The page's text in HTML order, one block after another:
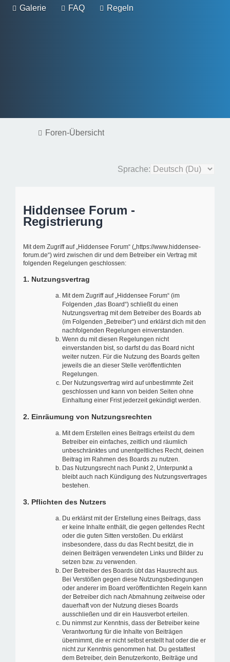
Galerie FAQ Regeln
Foren-Übersicht
Sprache:
Hiddensee Forum -
Registrierung
Mit dem Zugriff auf „Hiddensee Forum“ („https://www.hiddensee-
forum.de“) wird zwischen dir und dem Betreiber ein Vertrag mit
folgenden Regelungen geschlossen:
1. Nutzungsvertrag
Mit dem Zugriff auf „Hiddensee Forum“ (im
Folgenden „das Board“) schließt du einen
Nutzungsvertrag mit dem Betreiber des Boards ab
(im Folgenden „Betreiber“) und erklärst dich mit den
nachfolgenden Regelungen einverstanden.
Wenn du mit diesen Regelungen nicht
einverstanden bist, so darfst du das Board nicht
weiter nutzen. Für die Nutzung des Boards gelten
jeweils die an dieser Stelle veröffentlichten
Regelungen.
Der Nutzungsvertrag wird auf unbestimmte Zeit
geschlossen und kann von beiden Seiten ohne
Einhaltung einer Frist jederzeit gekündigt werden.
2. Einräumung von Nutzungsrechten
Mit dem Erstellen eines Beitrags erteilst du dem
Betreiber ein einfaches, zeitlich und räumlich
unbeschränktes und unentgeltliches Recht, deinen
Beitrag im Rahmen des Boards zu nutzen.
Das Nutzungsrecht nach Punkt 2, Unterpunkt a
bleibt auch nach Kündigung des Nutzungsvertrages
bestehen.
3. Pflichten des Nutzers
Du erklärst mit der Erstellung eines Beitrags, dass
er keine Inhalte enthält, die gegen geltendes Recht
oder die guten Sitten verstoßen. Du erklärst
insbesondere, dass du das Recht besitzt, die in
deinen Beiträgen verwendeten Links und Bilder zu
setzen bzw. zu verwenden.
Der Betreiber des Boards übt das Hausrecht aus.
Bei Verstößen gegen diese Nutzungsbedingungen
oder anderer im Board veröffentlichten Regeln kann
der Betreiber dich nach Abmahnung zeitweise oder
dauerhaft von der Nutzung dieses Boards
ausschließen und dir ein Hausverbot erteilen.
Du nimmst zur Kenntnis, dass der Betreiber keine
Verantwortung für die Inhalte von Beiträgen
übernimmt, die er nicht selbst erstellt hat oder die er
nicht zur Kenntnis genommen hat. Du gestattest
dem Betreiber, dein Benutzerkonto, Beiträge und